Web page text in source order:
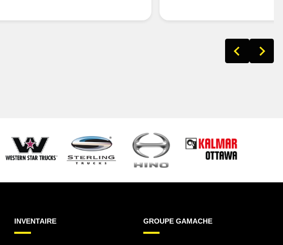
INVENTAIRE GROUPE GAMACHE